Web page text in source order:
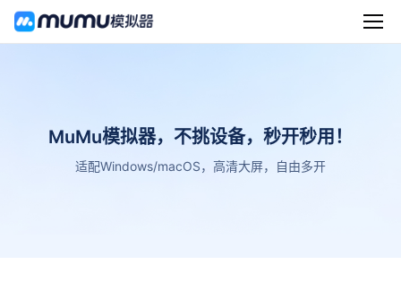
MuMu模拟器，不挑设备，秒开秒用！
适配Windows/macOS，高清大屏，自由多开